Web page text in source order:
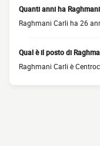
Quanti anni ha
Raghmani Carli ha 26
Qual è il posto di
Raghmani Carli è